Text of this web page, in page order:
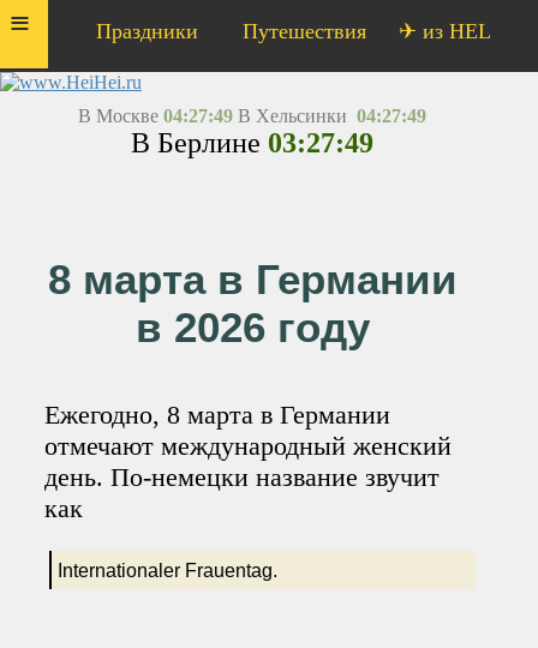
≡ Праздники Путешествия ✈ из HEL
В Москве 04:27:49 В Хельсинки 04:27:49
В Берлине 03:27:49
8 марта в Германии
в 2026 году
Ежегодно, 8 марта в Германии
отмечают международный женский
день. По-немецки название звучит
как
Internationaler Frauentag.